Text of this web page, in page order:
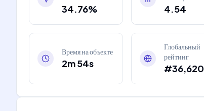
34.76% 4.54
Время на объекте
2m 54s
Глобальный
рейтинг
#36,620